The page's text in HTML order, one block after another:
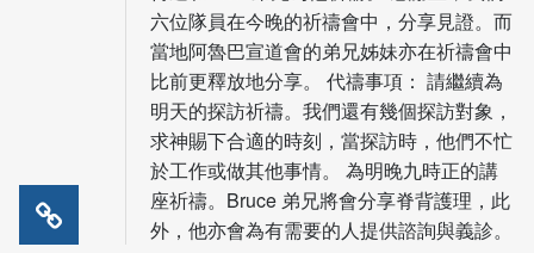
六位隊員在今晚的祈禱會中，分享見證。而
當地阿魯巴宣道會的弟兄姊妹亦在祈禱會中
比前更釋放地分享。 代禱事項： 請繼續為
明天的探訪祈禱。我們還有幾個探訪對象，
求神賜下合適的時刻，當探訪時，他們不忙
於工作或做其他事情。 為明晚九時正的講
座祈禱。Bruce 弟兄將會分享脊背護理，此
外，他亦會為有需要的人提供諮詢與義診。